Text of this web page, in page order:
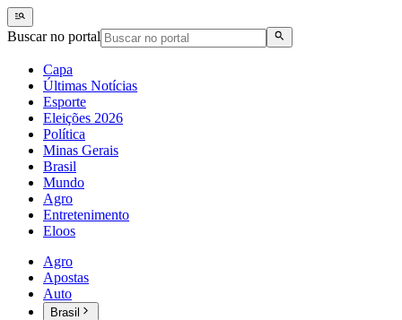
Buscar no portal
Capa
Últimas Notícias
Esporte
Eleições 2026
Política
Minas Gerais
Brasil
Mundo
Agro
Entretenimento
Eloos
Agro
Apostas
Auto
Brasil